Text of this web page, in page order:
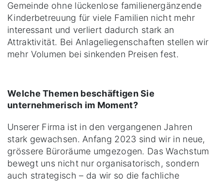
Gemeinde ohne lückenlose familienergänzende
Kinderbetreuung für viele Familien nicht mehr
interessant und verliert dadurch stark an
Attraktivität. Bei Anlageliegenschaften stellen wir
mehr Volumen bei sinkenden Preisen fest.
Welche Themen beschäftigen Sie
unternehmerisch im Moment?
Unserer Firma ist in den vergangenen Jahren
stark gewachsen. Anfang 2023 sind wir in neue,
grössere Büroräume umgezogen. Das Wachstum
bewegt uns nicht nur organisatorisch, sondern
auch strategisch – da wir so die fachliche